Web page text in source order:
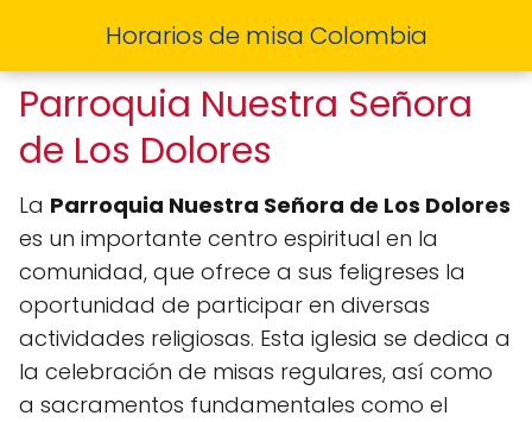
Horarios de misa Colombia
Parroquia Nuestra Señora
de Los Dolores
La Parroquia Nuestra Señora de Los Dolores
es un importante centro espiritual en la
comunidad, que ofrece a sus feligreses la
oportunidad de participar en diversas
actividades religiosas. Esta iglesia se dedica a
la celebración de misas regulares, así como
a sacramentos fundamentales como el